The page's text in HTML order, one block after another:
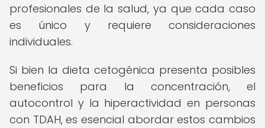
profesionales de la salud, ya que cada caso
es único y requiere consideraciones
individuales.
Si bien la dieta cetogénica presenta posibles
beneficios para la concentración, el
autocontrol y la hiperactividad en personas
con TDAH, es esencial abordar estos cambios